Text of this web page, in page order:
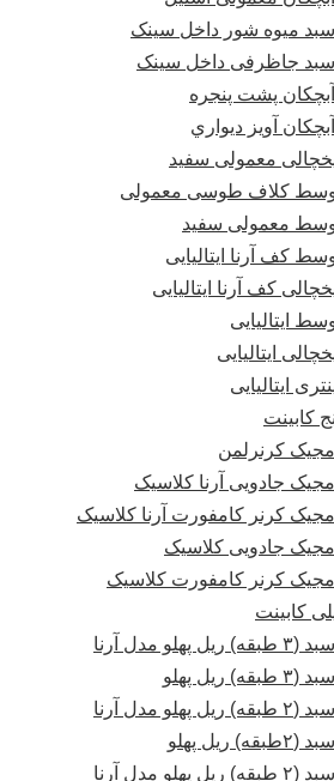
سبد میوه شور داخل سینک
سبد جاظرفی داخل سینک
آبچکان پشت پنجره
آبچکان آویز دیواري
معمولی سفید
کلاف طوسی معمولی
معمولی سفید
کف آرنا ایتالیایی
کف آرنا ایتالیایی
ایتالیایی
ایتالیایی
ایتالیایی
کابینت
مجیک کرنرلمن
مجیک جادویی آرنا کلاسیک
مجیک کرنر کامفورت آرنا کلاسیک
مجیک جادویی کلاسیک
مجیک کرنر کامفورت کلاسیک
کابینت
سبد (۳ طبقه) ریل پهلو مدل آرنا
سبد (۳ طبقه) ریل پهلو
سبد (۲ طبقه) ریل پهلو مدل آرنا
سبد (۲طبقه) ریل پهلو
سبد (۲ طبقه) ریل پهلو مدل آرنا